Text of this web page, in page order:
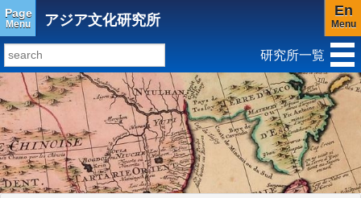
Page
Menu アジア文化研究所
En
Menu
研究所トップ 教育研究所 社会科学研究所
キリスト教と文化研究所 アジア文化研究所
平和研究所 ジェンダー研究センター
研究所一覧